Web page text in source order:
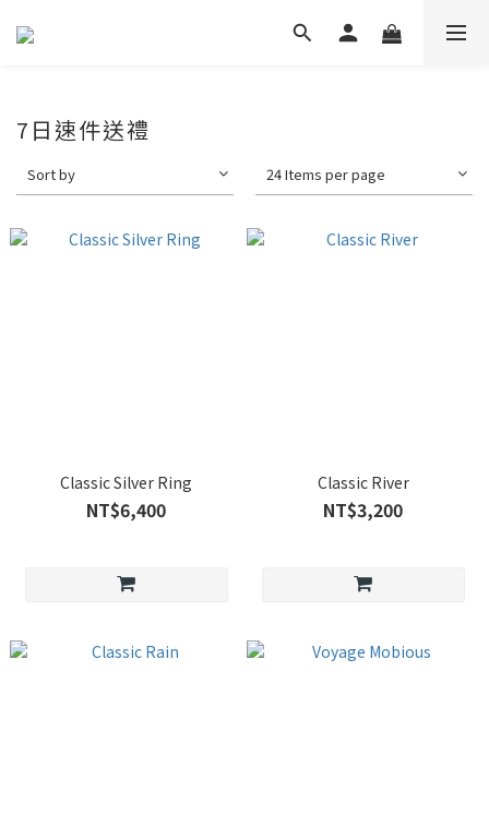
7日速件送禮
Sort by 24 Items per page
Classic Silver Ring
NT$6,400
Classic River
NT$3,200